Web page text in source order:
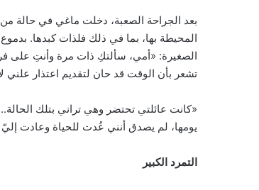
بعد الجراحة الصعبة، دخلت ماغي في حالة
المحيطة بها، بما في ذلك فلذات كبدها.
الصغيرة: «أمي، سألتكِ ذات مرة وأنتِ على
تشعر بأن الوقت قد حان لتقديم اعتذار علني
«كانت عائلتي تحتضر وهي تراني بتلك
يومها، لم يصدق أنني عُدت للحياة وعادت إليّ
التمرد الكبير